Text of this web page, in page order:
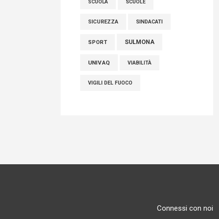
SCUOLA SCUOLE
SICUREZZA SINDACATI
SPORT SULMONA
UNIVAQ VIABILITÀ
VIGILI DEL FUOCO
Connessi con noi